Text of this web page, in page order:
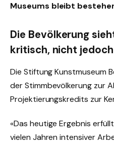
Museums bleibt
Die Bevölkerung
kritisch, nicht
Die Stiftung Kunstmuseum
der Stimmbevölkerung zur
Projektierungskredits zur
«Das heutige Ergebnis
vielen Jahren intensiver